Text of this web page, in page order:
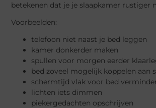
betekenen dat je je slaapkamer rustiger
Voorbeelden:
telefoon niet naast je bed leggen
kamer donkerder maken
spullen voor morgen eerder
bed zoveel mogelijk koppelen aan
schermtijd vlak voor bed
lichten iets dimmen
piekergedachten opschrijven